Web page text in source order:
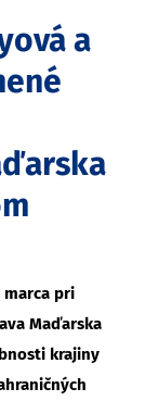
a
marca pri
Maďarska
krajiny